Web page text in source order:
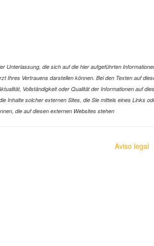
die sich auf die hier aufgeführten
Vertrauens darstellen können. Bei den Texten auf
Vollständigkeit oder Qualität der Informationen auf
Inhalte solcher externen Sites, die Sie mittels eines Links
die auf diesen externen Websites stehen
Aviso legal